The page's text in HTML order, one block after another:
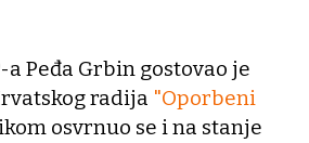
a Peđa Grbin gostovao je
radija "Oporbeni
osvrnuo se i na stanje